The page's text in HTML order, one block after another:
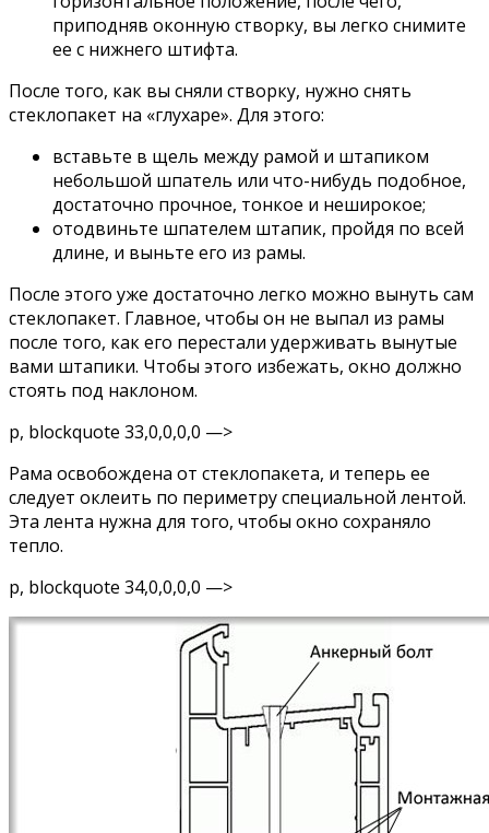
приподняв оконную створку, вы легко снимите
ее с нижнего штифта.
После того, как вы сняли створку, нужно снять
стеклопакет на «глухаре». Для этого:
вставьте в щель между рамой и штапиком
небольшой шпатель или что-нибудь подобное,
достаточно прочное, тонкое и неширокое;
отодвиньте шпателем штапик, пройдя по всей
длине, и выньте его из рамы.
После этого уже достаточно легко можно вынуть сам
стеклопакет. Главное, чтобы он не выпал из рамы
после того, как его перестали удерживать вынутые
вами штапики. Чтобы этого избежать, окно должно
стоять под наклоном.
p, blockquote 33,0,0,0,0 —>
Рама освобождена от стеклопакета, и теперь ее
следует оклеить по периметру специальной лентой.
Эта лента нужна для того, чтобы окно сохраняло
тепло.
p, blockquote 34,0,0,0,0 —>